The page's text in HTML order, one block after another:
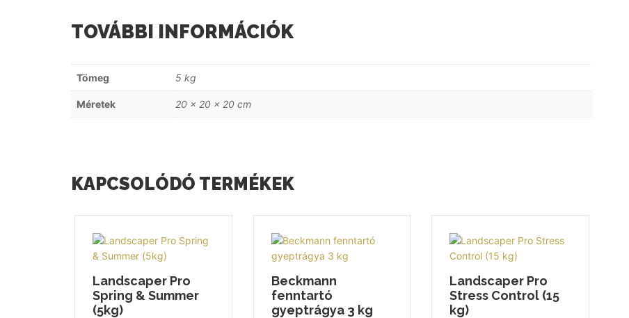
TOVÁBBI INFORMÁCIÓK
Tömeg 5 kg
Méretek 20 × 20 × 20 cm
KAPCSOLÓDÓ TERMÉKEK
Landscaper Pro
Spring & Summer
(5kg)
Beckmann
fenntartó
gyeptrágya 3 kg
Landscaper Pro
Stress Control (15
kg)